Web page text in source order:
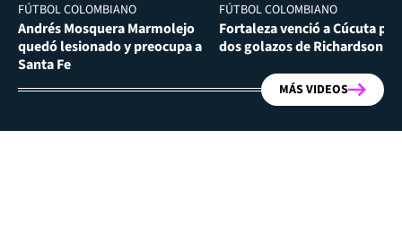
FÚTBOL COLOMBIANO
Andrés Mosquera Marmolejo
quedó lesionado y preocupa a
Santa Fe
FÚTBOL COLOMBIANO
Fortaleza venció a Cúcuta por
dos golazos de Richardson
MÁS VIDEOS